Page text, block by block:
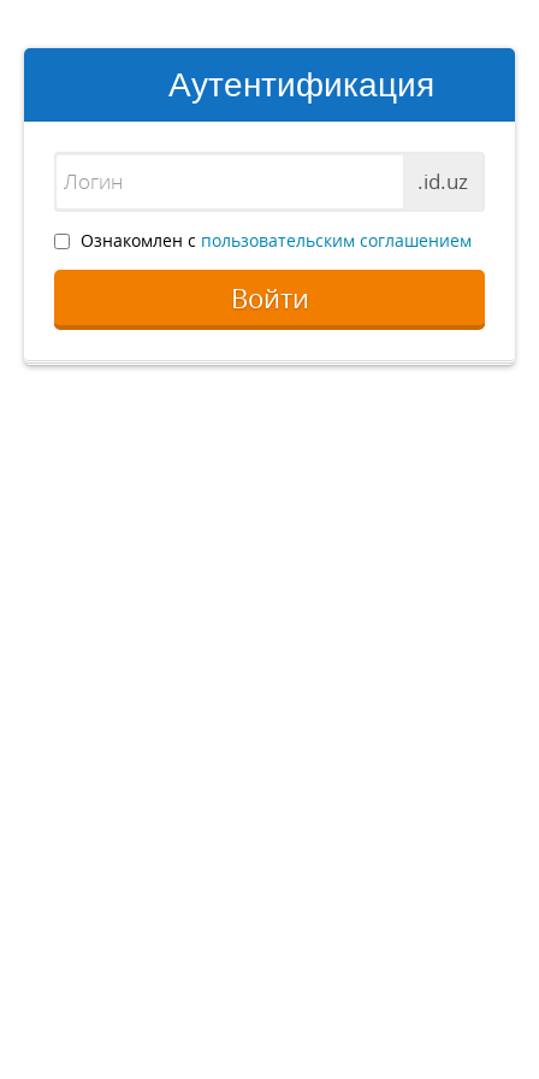
Аутентификация
.id.uz
Ознакомлен с пользовательским соглашением
Войти